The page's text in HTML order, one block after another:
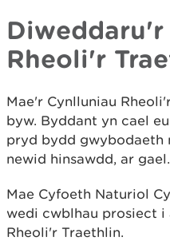
Rheoli'r
Mae'r Cynlluniau
byw. Byddant yn cael
pryd bydd gwybodaeth
newid hinsawdd, ar gael.
Mae Cyfoeth Naturiol
wedi cwblhau prosiect i
Rheoli'r Traethlin.